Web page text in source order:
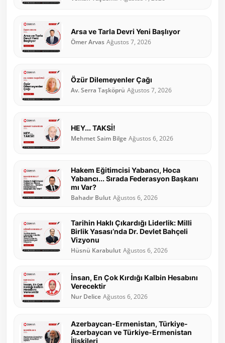
Arsa ve Tarla Devri Yeni Başlıyor
Ömer Arvas Ağustos 7, 2026
Özür Dilemeyenler Çağı
Av. Serra Taşköprü Ağustos 7, 2026
HEY... TAKSİ!
Mehmet Saim Bilge Ağustos 6, 2026
Hakem Eğitimcisi Yabancı, Hoca
Yabancı... Sırada Federasyon Başkanı
mı Var?
Bahadır Bulut Ağustos 6, 2026
Tarihin Haklı Çıkardığı Liderlik: Milli
Birlik Yasası’nda Dr. Devlet Bahçeli
Vizyonu
Hüsnü Karabulut Ağustos 6, 2026
İnsan, En Çok Kırdığı Kalbin Hesabını
Verecektir
Nur Delice Ağustos 6, 2026
Azerbaycan-Ermenistan, Türkiye-
Azerbaycan ve Türkiye-Ermenistan
İlişkileri